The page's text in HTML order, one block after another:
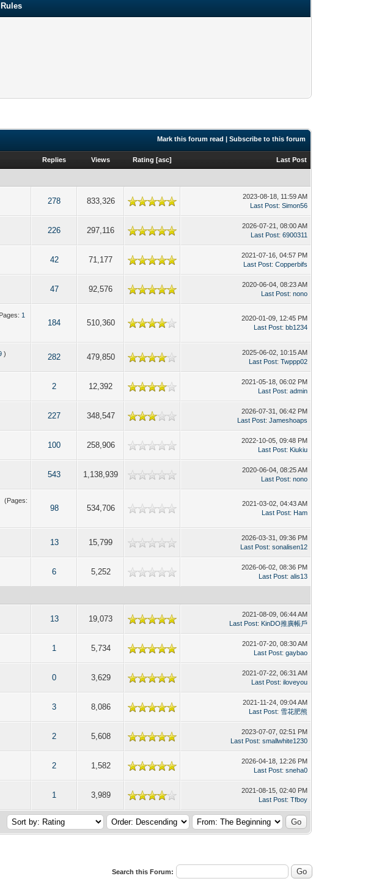
Mark this forum read |Subscribe to this forum
Replies Views Rating [asc] Last Post
278 833,326
2023-08-18, 11:59 AM
Last Post:Simon56
226 297,116
2026-07-21, 08:00 AM
Last Post:6900311
42 71,177
2021-07-16, 04:57 PM
Last Post:Copperbifs
47 92,576
2020-06-04, 08:23 AM
Last Post:nono
1
184 510,360
2020-01-09, 12:45 PM
Last Post:bb1234
)
282 479,850
2025-06-02, 10:15 AM
Last Post:Twppp02
2 12,392
2021-05-18, 06:02 PM
Last Post:admin
227 348,547
2026-07-31, 06:42 PM
Last Post:Jameshoaps
100 258,906
2022-10-05, 09:48 PM
Last Post: Kiukiu
543 1,138,939
2020-06-04, 08:25 AM
Last Post:nono
(Pages:
98 534,706
2021-03-02, 04:43 AM
Last Post: Ham
13 15,799
2026-03-31, 09:36 PM
Last Post:sonalisen12
6 5,252
2026-06-02, 08:36 PM
Last Post:alis13
13 19,073
2021-08-09, 06:44 AM
Last Post: KinDO推廣帳戶
1 5,734
2021-07-20, 08:30 AM
Last Post:gaybao
0 3,629
2021-07-22, 06:31 AM
Last Post:iloveyou
3 8,086
2021-11-24, 09:04 AM
Last Post: 雪花肥熊
2 5,608
2023-07-07, 02:51 PM
Last Post:smallwhite1230
2 1,582
2026-04-18, 12:26 PM
Last Post:sneha0
1 3,989
2021-08-15, 02:40 PM
Last Post:Tfboy
Search this Forum: